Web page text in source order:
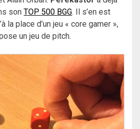
son TOP 500 BGG. Il s’en est
la place d’un jeu « core gamer »,
un jeu de pitch.